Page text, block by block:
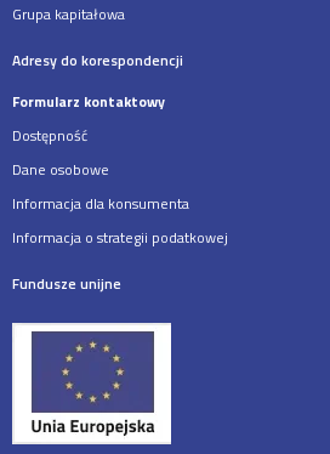
Grupa kapitałowa
Adresy do korespondencji
Formularz kontaktowy
Dostępność
Dane osobowe
Informacja dla konsumenta
Informacja o strategii podatkowej
Fundusze unijne